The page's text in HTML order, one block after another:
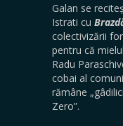
Galan se
Istrati cu
colectivizării
pentru că
Radu
cobai al
rămâne
Zero”.